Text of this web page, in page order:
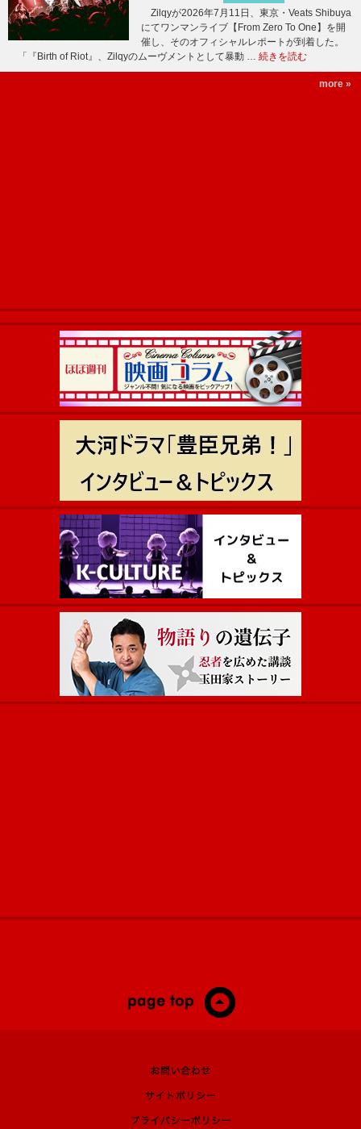
Zilqyが2026年7月11日、東京・Veats Shibuya
にてワンマンライブ【From Zero To One】を開
催し、そのオフィシャルレポートが到着した。
「『Birth of Riot』、Zilqyのムーヴメントとして暴動 … 続きを読む
more »